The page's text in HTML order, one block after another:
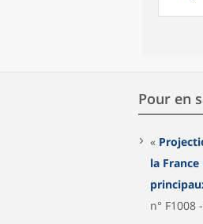
Pour en
«
la
n° F1008